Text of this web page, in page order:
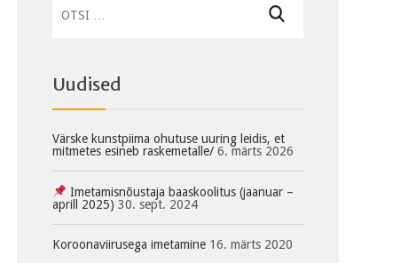
Uudised
Värske kunstpiima ohutuse uuring leidis, et
mitmetes esineb raskemetalle/ 6. märts 2026
Imetamisnõustaja baaskoolitus (jaanuar –
aprill 2025) 30. sept. 2024
Koroonaviirusega imetamine 16. märts 2020